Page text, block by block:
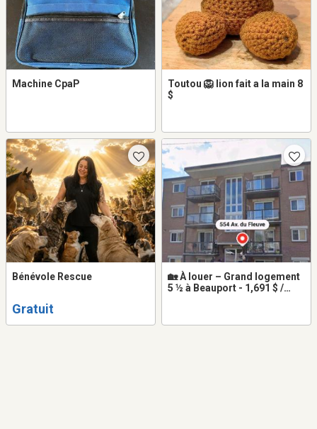
Machine CpaP
Toutou 🦁 lion fait a la main 8
$
Bénévole Rescue
Gratuit
🏡 À louer – Grand logement
5 ½ à Beauport - 1,691 $ /